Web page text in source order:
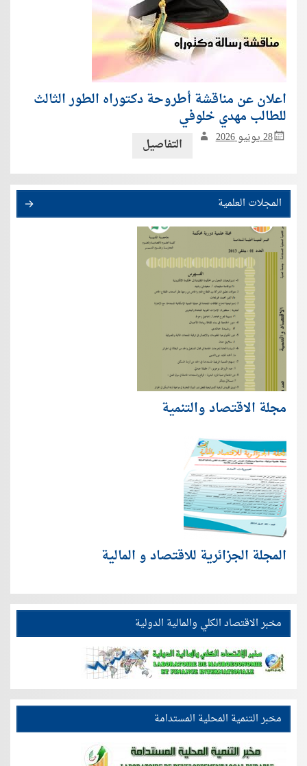
اعلان عن مناقشة أطروحة دكتوراه الطور الثالث
للطالب مهدي خلوفي
28 يونيو 2026 التفاصيل
المجلات العلمية
مجلة الاقتصاد والتنمية
المجلة الجزائرية للاقتصاد و المالية
مخبر الاقتصاد الكلي والمالية الدولية
مخبر التنمية المحلية المستدامة